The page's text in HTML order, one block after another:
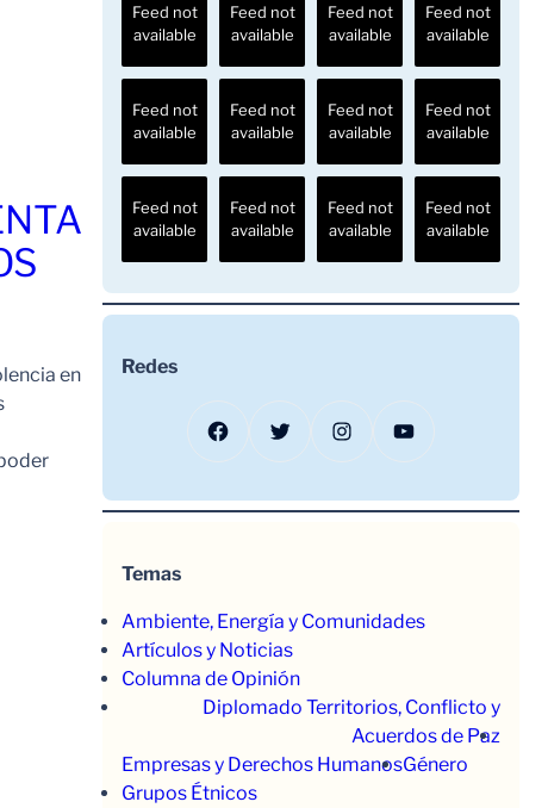
en
Feed not
available
Feed not
available
Feed not
available
Feed not
available
Feed not
available
Feed not
available
Feed not
available
Feed not
available
Feed not
available
Feed not
available
Feed not
available
Feed not
available
Redes
Facebook Twitter Instagram YouTube
Temas
Ambiente, Energía y Comunidades
Artículos y Noticias
Columna de Opinión
Diplomado Territorios, Conflicto y
Acuerdos de Paz
Empresas y Derechos HumanosGénero
Grupos Étnicos